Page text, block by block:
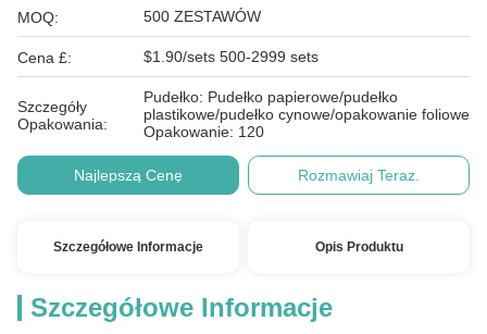
MOQ: 500 ZESTAWÓW
Cena £: $1.90/sets 500-2999 sets
Szczegóły
Opakowania:
Pudełko: Pudełko papierowe/pudełko
plastikowe/pudełko cynowe/opakowanie foliowe
Opakowanie: 120
Najlepszą Cenę Rozmawiaj Teraz.
Szczegółowe Informacje Opis Produktu
Szczegółowe Informacje